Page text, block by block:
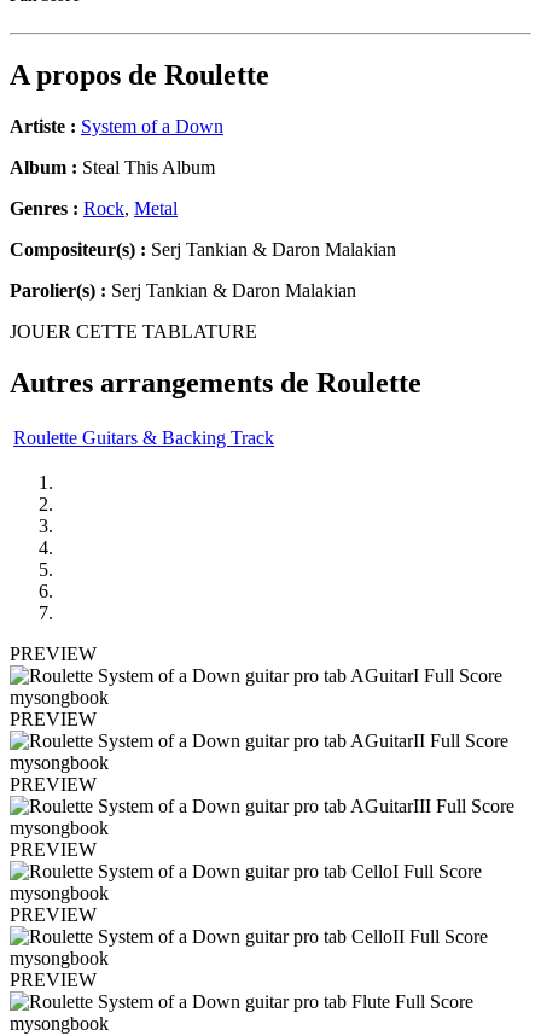
A propos de Roulette
Artiste : System of a Down
Album : Steal This Album
Genres : Rock, Metal
Compositeur(s) : Serj Tankian & Daron Malakian
Parolier(s) : Serj Tankian & Daron Malakian
JOUER CETTE TABLATURE
Autres arrangements de Roulette
Roulette Guitars & Backing Track
PREVIEW
PREVIEW
PREVIEW
PREVIEW
PREVIEW
PREVIEW